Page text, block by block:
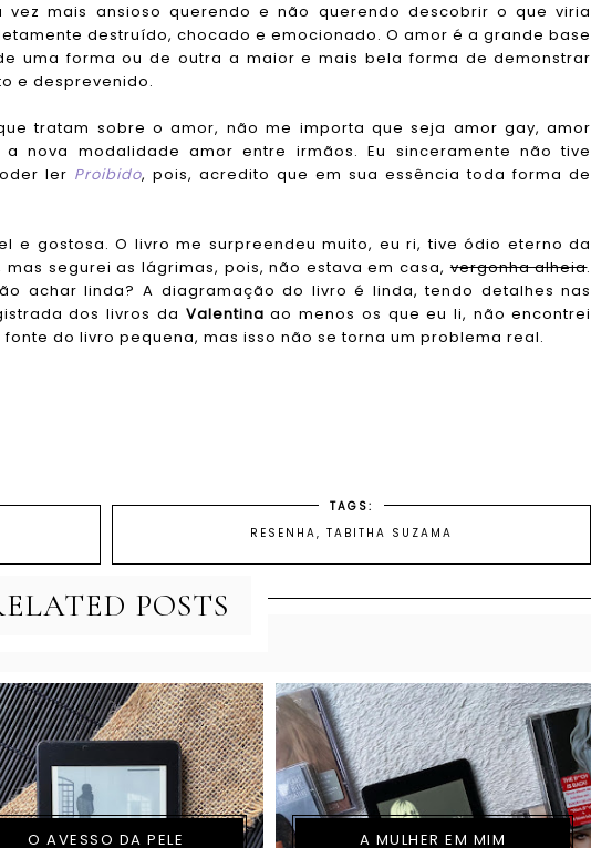
mais ansioso querendo e não querendo descobrir o que viria
destruído, chocado e emocionado. O amor é a grande base
uma forma ou de outra a maior e mais bela forma de demonstrar
e desprevenido.
tratam sobre o amor, não me importa que seja amor gay, amor
nova modalidade amor entre irmãos. Eu sinceramente não tive
ler Proibido, pois, acredito que em sua essência toda forma de
e gostosa. O livro me surpreendeu muito, eu ri, tive ódio eterno da
segurei as lágrimas, pois, não estava em casa,vergonha alheia.
achar linda? A diagramação do livro é linda, tendo detalhes nas
dos livros da Valentinaao menos os que eu li, não encontrei
do livro pequena, mas isso não se torna um problema real.
TAGS:
RESENHA, TABITHA SUZAMA
POSTS
O AVESSO DA PELE A MULHER EM MIM